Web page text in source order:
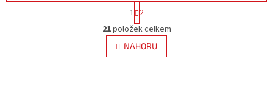
O
v
l
á
S
t
r
á
n
k
1 2
21položek celkem
NAHORU